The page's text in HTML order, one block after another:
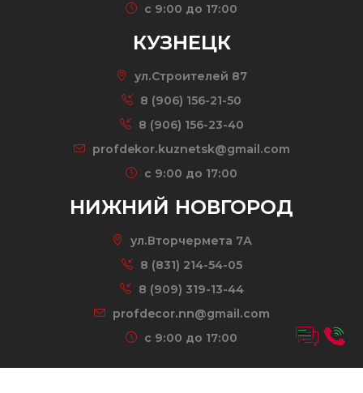
c 9:00 до 17:00
КУЗНЕЦК
ул.Строителей 87
8 (906) 156-21-50
8 (906) 156-23-40
profdekor.kuznetsk@gmail.com
c 9:00 до 17:00
НИЖНИЙ НОВГОРОД
ул.Вторчермета 7А
8 (831) 214-54-05
8 (909) 319-13-44
profdecor.nn@gmail.com
c 9:00 до 17:00